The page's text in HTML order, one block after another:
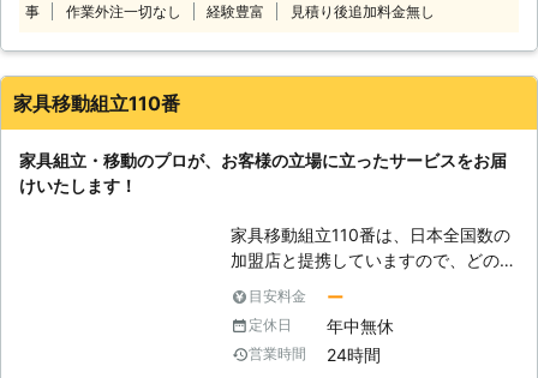
み立てるタイプの家具は、購入時比較
で組み立てようとすると、部品や材料
プロに依頼してしまうのもひとつの手
です。 当社にご依頼いただければ、
スピーディーかつ安全に組み立ていた
しますよ。 さらに、不要となった家
具の分解も当社でおこなうことができ
ますので、ぜひ合わせてご依頼くださ
事
作業外注一切なし 経験豊富 見積り後追加料金無し
家具移動組立110番
家具組立・移動のプロが、お客様の立場に立ったサービスをお届
けいたします！
家具移動組立110番は、日本全国数の
加盟店と提携していますので、どの地
方にお住まいのお客様でも迅速に対応
いたします。 コールセンターでは24
時間365日年中無休でお電話を受け付
けています。 深夜でも早朝でもお客
目安料金 ー
定休日 年中無休
営業時間 24時間